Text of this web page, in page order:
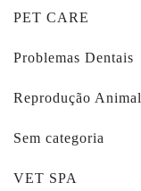
PET CARE
Problemas Dentais
Reprodução Animal
Sem categoria
VET SPA